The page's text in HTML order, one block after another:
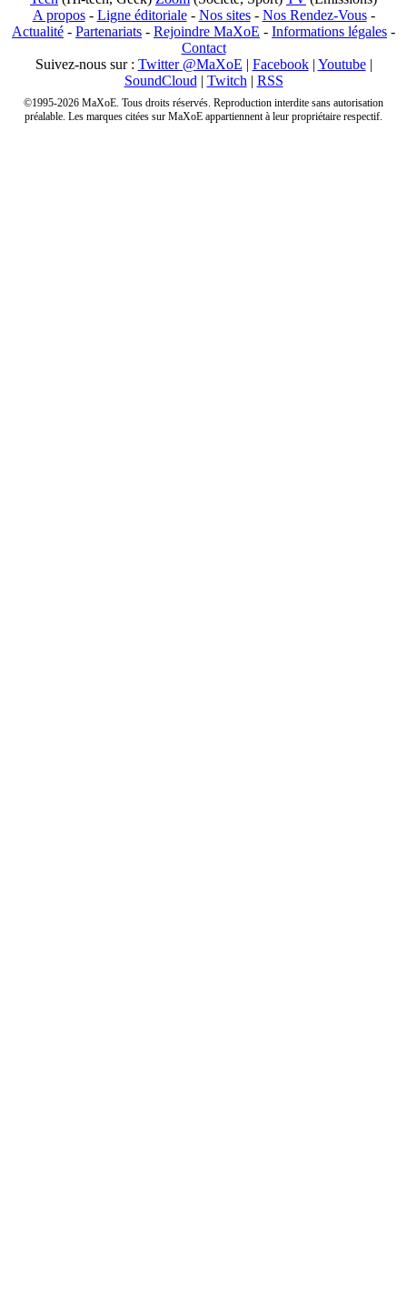
A propos- Ligne éditoriale- Nos sites- Nos Rendez-Vous-
Actualité - Partenariats - Rejoindre MaXoE - Informations légales -
Contact
Suivez-nous sur : Twitter @MaXoE | Facebook| Youtube|
SoundCloud | Twitch | RSS
©1995-2026 MaXoE. Tous droits réservés. Reproduction interdite sans autorisation
préalable. Les marques citées sur MaXoE appartiennent à leur propriétaire respectif.